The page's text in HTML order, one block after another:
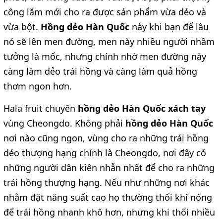
công lắm mới cho ra được sản phẩm vừa dẻo và
vừa bột. Hồng dẻo Hàn Quốc này khi bạn để lâu
nó sẽ lên men đường, men này nhiều người nhầm
tưởng là mốc, nhưng chính nhờ men đường này
càng làm dẻo trái hồng và càng làm quả hồng
thơm ngon hơn.
Hala fruit chuyên hồng dẻo Hàn Quốc xách tay
vùng Cheongdo. Không phải hồng dẻo Hàn Quốc
nơi nào cũng ngon, vùng cho ra những trái hồng
dẻo thượng hạng chính là Cheongdo, nơi đây có
những người dân kiên nhẫn nhất để cho ra những
trái hồng thượng hạng. Nếu như những nơi khác
nhằm đặt năng suất cao họ thường thổi khí nóng
để trái hồng nhanh khô hơn, nhưng khi thổi nhiều